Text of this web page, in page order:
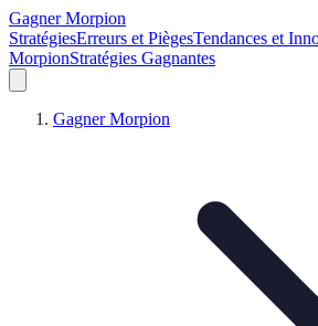
Gagner Morpion
StratégiesErreurs et PiègesTendances et
MorpionStratégies Gagnantes
Gagner Morpion